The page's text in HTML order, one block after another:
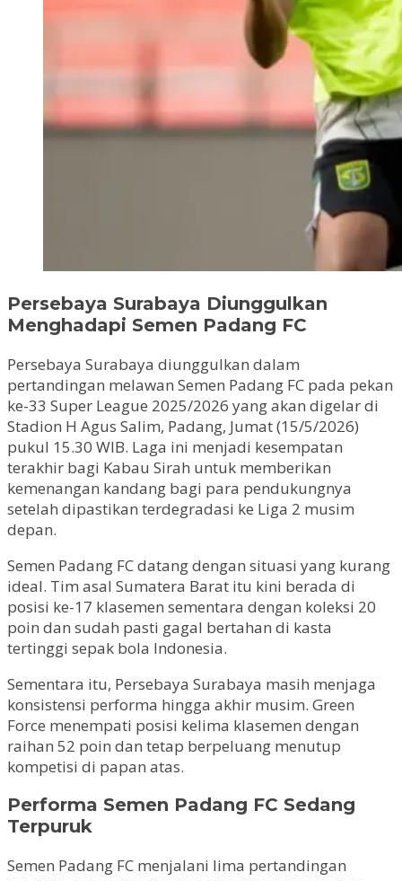
Persebaya Surabaya Diunggulkan
Menghadapi Semen Padang FC
Persebaya Surabaya diunggulkan dalam
pertandingan melawan Semen Padang FC pada pekan
ke-33 Super League 2025/2026 yang akan digelar di
Stadion H Agus Salim, Padang, Jumat (15/5/2026)
pukul 15.30 WIB. Laga ini menjadi kesempatan
terakhir bagi Kabau Sirah untuk memberikan
kemenangan kandang bagi para pendukungnya
setelah dipastikan terdegradasi ke Liga 2 musim
depan.
Semen Padang FC datang dengan situasi yang kurang
ideal. Tim asal Sumatera Barat itu kini berada di
posisi ke-17 klasemen sementara dengan koleksi 20
poin dan sudah pasti gagal bertahan di kasta
tertinggi sepak bola Indonesia.
Sementara itu, Persebaya Surabaya masih menjaga
konsistensi performa hingga akhir musim. Green
Force menempati posisi kelima klasemen dengan
raihan 52 poin dan tetap berpeluang menutup
kompetisi di papan atas.
Performa Semen Padang FC Sedang
Terpuruk
Semen Padang FC menjalani lima pertandingan